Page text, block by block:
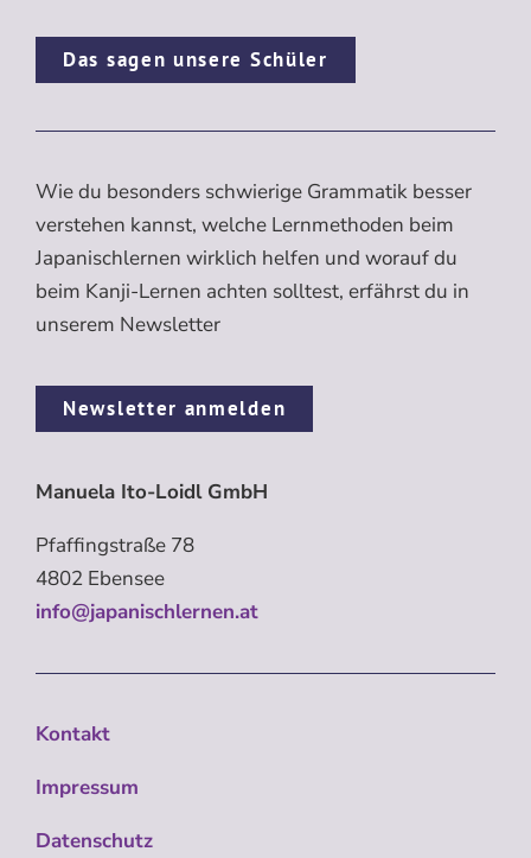
Das sagen unsere Schüler
Wie du besonders schwierige Grammatik besser
verstehen kannst, welche Lernmethoden beim
Japanischlernen wirklich helfen und worauf du
beim Kanji-Lernen achten solltest, erfährst du in
unserem Newsletter
Newsletter anmelden
Manuela Ito-Loidl GmbH
Pfaffingstraße 78
4802 Ebensee
info@japanischlernen.at
Kontakt
Impressum
Datenschutz